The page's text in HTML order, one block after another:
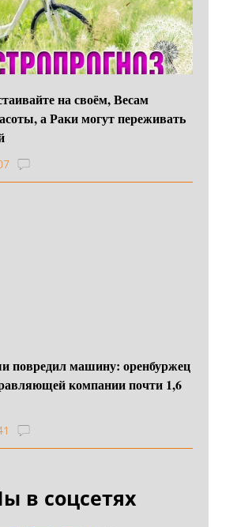
на своём, Весам
а Раки могут переживать
повредил машину: оренбуржец
компании почти 1,6
в соцсетях